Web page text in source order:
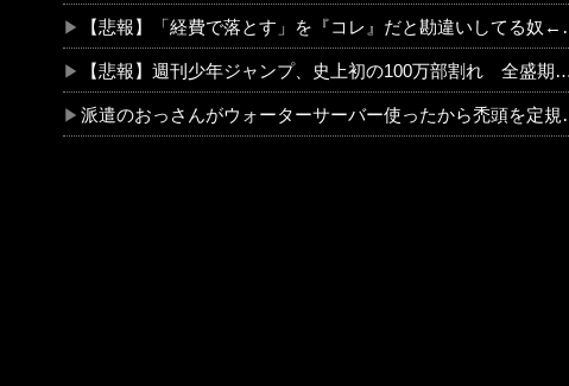
【悲報】「経費で落とす」を『コレ』だと勘違いしてる奴←ヤバいぞｗｗｗ
【悲報】週刊少年ジャンプ、史上初の100万部割れ 全盛期653万部から98万部に…紙の雑誌「100万部超え」が消滅
派遣のおっさんがウォーターサーバー使ったから禿頭を定規で叩いた。直だと伝染るし。名古屋で氷河期展